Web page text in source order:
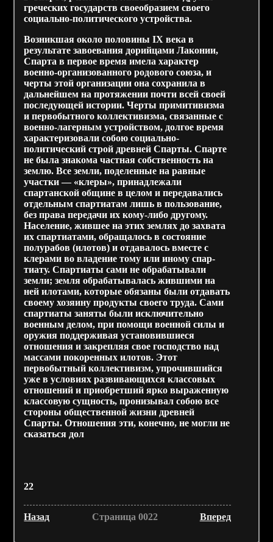
греческих государств своеобразием своего
социально-политического устройства.
Возникшая около половины IX века в
результате завоевания дорийцами Лаконии,
Спарта в первое время имела характер
военно-организованного родового союза, и
черты этой организации она сохранила в
дальнейшем на протяжении почти всей своей
последующей истории. Черты примитивизма
и первобытного коллективизма, связанные с
военно-лагерным устройством, долгое время
характеризовали собою социально-
политический строй древней Спарты. Спарте
не была знакома частная собственность на
землю. Все земли, поделенные на равные
участки — «клеры», принадлежали
спартанской общине в целом и передавались
отдельным спартиатам лишь в пользование,
без права передачи их кому-либо другому.
Население, жившее на этих землях до захвата
их спартиатами, обращалось в состояние
полурабов (илотов) и отдавалось вместе с
клерами во владение тому или иному спар-
тиату. Спартиаты сами не обрабатывали
земли; земля обрабатывалась жившими на
ней илотами, которые обязаны были отдавать
своему хозяину продукты своего труда. Сами
спартиаты заняты были исключительно
военным делом, при помощи военной силы и
оружия поддерживая установившиеся
отношения и закрепляя свое господство над
массами покоренных илотов. Этот
первобытный коллективизм, упрочившийся
уже в условиях развивающихся классовых
отношений и приобретший ярко выраженную
классовую сущность, пронизывал собою все
стороны общественной жизни древней
Спарты. Отношения эти, конечно, не могли не
сказаться дол
22
Назад Страница 0022 Вперед